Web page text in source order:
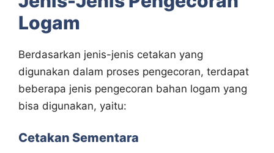
Logam
Berdasarkan jenis-jenis cetakan yang
digunakan dalam proses pengecoran, terdapat
beberapa jenis pengecoran bahan logam yang
bisa digunakan, yaitu:
Cetakan Sementara